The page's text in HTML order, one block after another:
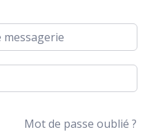
Mot de passe oublié ?